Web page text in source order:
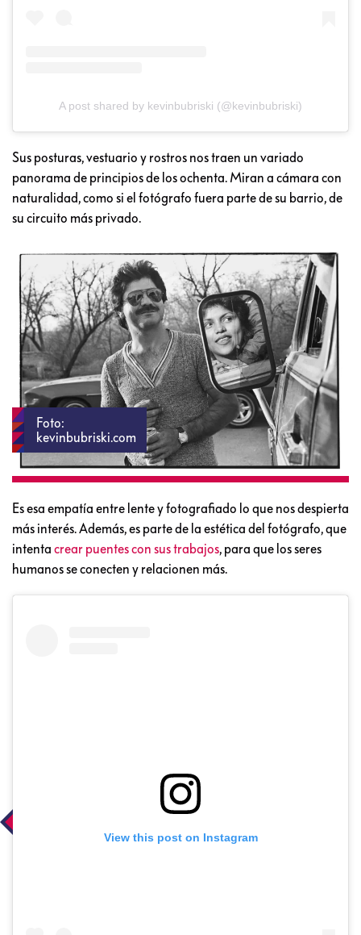
A post shared by kevinbubriski (@kevinbubriski)
Sus posturas, vestuario y rostros nos traen un variado
panorama de principios de los ochenta. Miran a cámara con
naturalidad, como si el fotógrafo fuera parte de su barrio, de
su circuito más privado.
Foto:
kevinbubriski.com
Es esa empatía entre lente y fotografiado lo que nos despierta
más interés. Además, es parte de la estética del fotógrafo, que
intenta crear puentes con sus trabajos , para que los seres
humanos se conecten y relacionen más.
View this post on Instagram